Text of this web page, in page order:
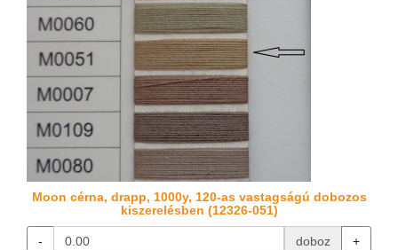
Moon cérna, drapp, 1000y, 120-as vastagságú dobozos
kiszerelésben (12326-051)
- doboz +